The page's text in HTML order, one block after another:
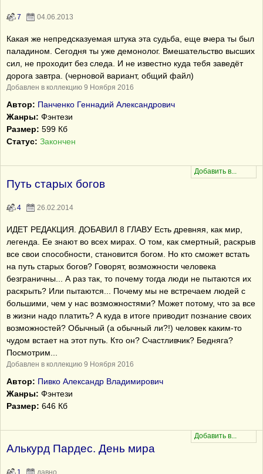
7 04.06.2013
Какая же непредсказуемая штука эта судьба, еще вчера ты был
паладином. Сегодня ты уже демонолог. Вмешательство высших
сил, не проходит без следа. И не известно куда тебя заведёт
дорога завтра. (черновой вариант, общий файл)
Добавлен в коллекцию 9 Ноября 2016
Автор: Панченко Геннадий Александрович
Жанры: Фэнтези
Размер: 599 Кб
Статус: Закончен
Путь старых богов
4 26.02.2014
ИДЕТ РЕДАКЦИЯ. ДОБАВИЛ 8 ГЛАВУ Есть древняя, как мир,
легенда. Ее знают во всех мирах. О том, как смертный, раскрыв
все свои способности, становится богом. Но кто сможет встать
на путь старых богов? Говорят, возможности человека
безграничны... А раз так, то почему тогда люди не пытаются их
раскрыть? Или пытаются... Почему мы не встречаем людей с
большими, чем у нас возможностями? Может потому, что за все
в жизни надо платить? А куда в итоге приводит познание своих
возможностей? Обычный (а обычный ли?!) человек каким-то
чудом встает на этот путь. Кто он? Счастливчик? Бедняга?
Посмотрим...
Добавлен в коллекцию 9 Ноября 2016
Автор: Пивко Александр Владимирович
Жанры: Фэнтези
Размер: 646 Кб
Алькурд Пардес. День мира
1 давно